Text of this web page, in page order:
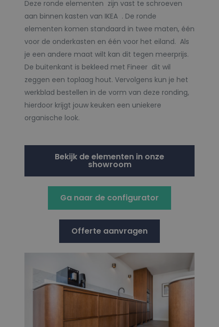
Deze ronde elementen zijn vast te schroeven
aan binnen kasten van IKEA . De ronde
elementen komen standaard in twee maten, één
voor de onderkasten en één voor het eiland. Als
je een andere maat wilt kan dit tegen meerprijs.
De buitenkant is bekleed met Fineer dit wil
zeggen een toplaag hout. Vervolgens kun je het
werkblad bestellen in de vorm van deze ronding,
hierdoor krijgt jouw keuken een uniekere
organische look.
Bekijk de elementen in onze
showroom
Ga naar de configurator
Offerte aanvragen